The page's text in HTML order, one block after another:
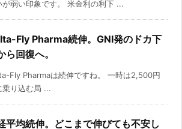
が弱い印象です。 米金利の利下 ...
Fly Pharma続伸。GNI発のドカ下
ら回復へ。
Fly Pharmaは続伸ですね。 一時は2,500円
乗り込む局 ...
平均続伸。どこまで伸びても不安し